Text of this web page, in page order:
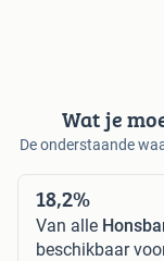
Wat je
De onderstaande
18,2%
Van alle
beschikbaar